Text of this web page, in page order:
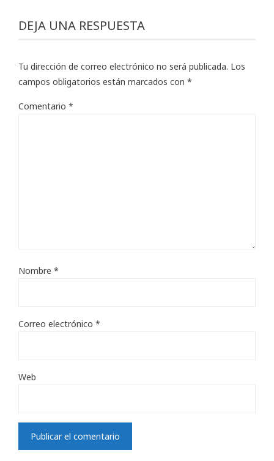
DEJA UNA RESPUESTA
Tu dirección de correo electrónico no será publicada. Los
campos obligatorios están marcados con *
Comentario *
Nombre *
Correo electrónico *
Web